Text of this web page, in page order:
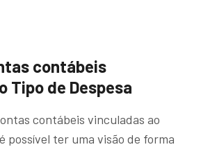
contábeis
Tipo de Despesa
contábeis vinculadas ao
possível ter uma visão de forma